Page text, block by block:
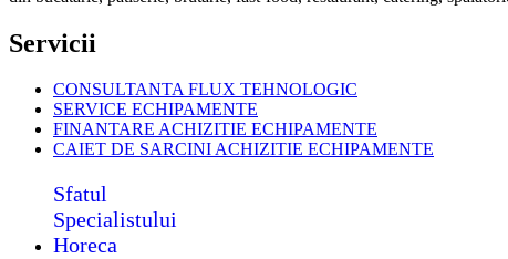
Servicii
CONSULTANTA FLUX TEHNOLOGIC
SERVICE ECHIPAMENTE
FINANTARE ACHIZITIE ECHIPAMENTE
CAIET DE SARCINI ACHIZITIE ECHIPAMENTE
Sfatul
Specialistului
Horeca